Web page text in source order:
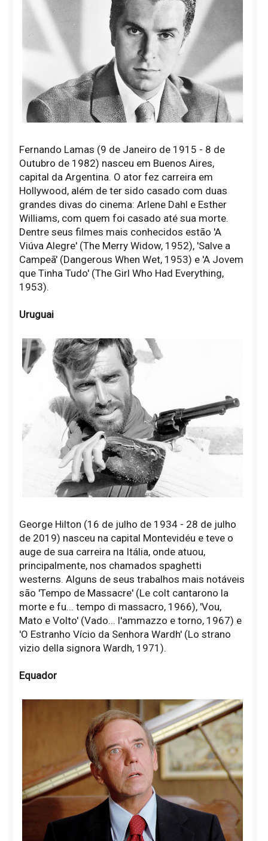
Fernando Lamas (9 de Janeiro de 1915 - 8 de
Outubro de 1982) nasceu em Buenos Aires,
capital da Argentina. O ator fez carreira em
Hollywood, além de ter sido casado com duas
grandes divas do cinema: Arlene Dahl e Esther
Williams, com quem foi casado até sua morte.
Dentre seus filmes mais conhecidos estão 'A
Viúva Alegre' (The Merry Widow, 1952), 'Salve a
Campeã' (Dangerous When Wet, 1953) e 'A Jovem
que Tinha Tudo' (The Girl Who Had Everything,
1953).
Uruguai
George Hilton (16 de julho de 1934 - 28 de julho
de 2019) nasceu na capital Montevidéu e teve o
auge de sua carreira na Itália, onde atuou,
principalmente, nos chamados spaghetti
westerns. Alguns de seus trabalhos mais notáveis
são 'Tempo de Massacre' (Le colt cantarono la
morte e fu... tempo di massacro, 1966), 'Vou,
Mato e Volto' (Vado... l'ammazzo e torno, 1967) e
'O Estranho Vício da Senhora Wardh' (Lo strano
vizio della signora Wardh, 1971).
Equador